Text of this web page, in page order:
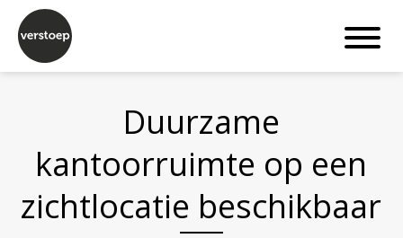
Duurzame
kantoorruimte op een
zichtlocatie beschikbaar